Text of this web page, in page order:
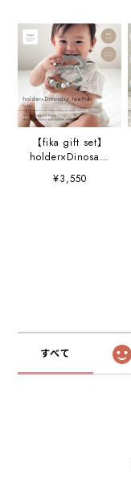
【fika gift set】
holder×Dinosaur
teether (恐竜歯固
め) set
¥3,550
すべて